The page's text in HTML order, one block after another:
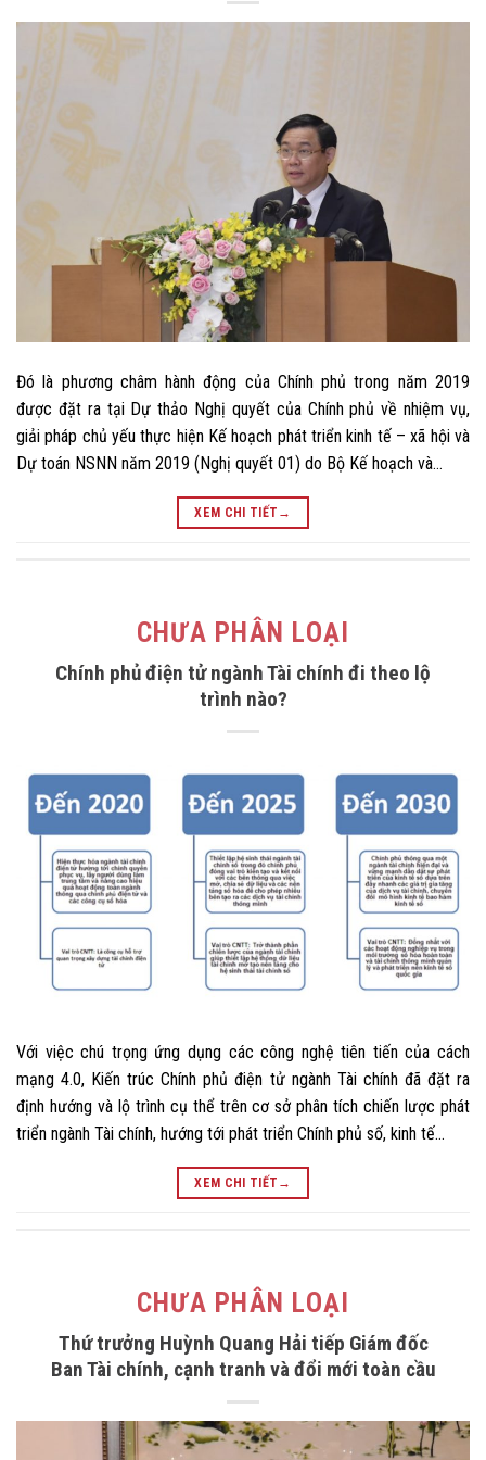
Đó là phương châm hành động của Chính phủ trong năm 2019
được đặt ra tại Dự thảo Nghị quyết của Chính phủ về nhiệm vụ,
giải pháp chủ yếu thực hiện Kế hoạch phát triển kinh tế – xã hội và
Dự toán NSNN năm 2019 (Nghị quyết 01) do Bộ Kế hoạch và…
XEM CHI TIẾT →
CHƯA PHÂN LOẠI
Chính phủ điện tử ngành Tài chính đi theo lộ
trình nào?
Với việc chú trọng ứng dụng các công nghệ tiên tiến của cách
mạng 4.0, Kiến trúc Chính phủ điện tử ngành Tài chính đã đặt ra
định hướng và lộ trình cụ thể trên cơ sở phân tích chiến lược phát
triển ngành Tài chính, hướng tới phát triển Chính phủ số, kinh tế…
XEM CHI TIẾT →
CHƯA PHÂN LOẠI
Thứ trưởng Huỳnh Quang Hải tiếp Giám đốc
Ban Tài chính, cạnh tranh và đổi mới toàn cầu